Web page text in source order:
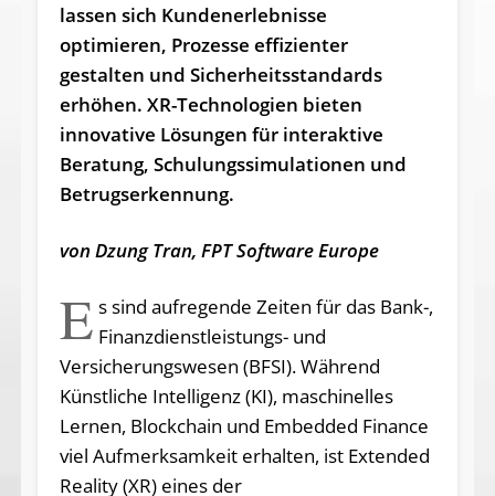
lassen sich Kundenerlebnisse
optimieren, Prozesse effizienter
gestalten und Sicherheitsstandards
erhöhen. XR-Technologien bieten
innovative Lösungen für interaktive
Beratung, Schulungssimulationen und
Betrugserkennung.
von Dzung Tran, FPT Software Europe
E s sind aufregende Zeiten für das Bank-,
Finanzdienstleistungs- und
Versicherungswesen (BFSI). Während
Künstliche Intelligenz (KI), maschinelles
Lernen, Blockchain und Embedded Finance
viel Aufmerksamkeit erhalten, ist Extended
Reality (XR) eines der